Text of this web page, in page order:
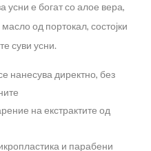
усни е богат со алое вера,
од портокал, состојки
суви усни.
нанесува директно, без
на екстрактите од
и парабени